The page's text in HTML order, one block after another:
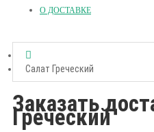
О ДОСТАВКЕ
Салат Греческий
Заказать
Греческий